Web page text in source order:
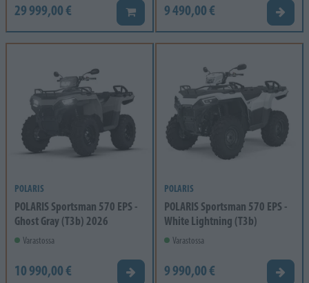
29 999,00 € Lisää koriin9 490,00 €
POLARIS
POLARIS Sportsman 570 EPS -
Ghost Gray (T3b) 2026
Varastossa
10 990,00 € Tarjouspyyntö
POLARIS
POLARIS Sportsman 570 EPS -
White Lightning (T3b)
Varastossa
9 990,00 €